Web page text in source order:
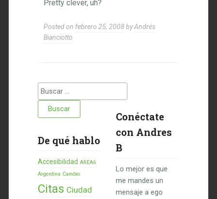
Pretty clever, uh?
Posted on febrero 25, 2008 byAndrés
Bianciotto
Buscar:
De qué hablo
Accesibilidad AREA6
Argentina Cambio
Citas Ciudad
Conéctate
con Andres
B
Lo mejor es que
me mandes un
mensaje a ego